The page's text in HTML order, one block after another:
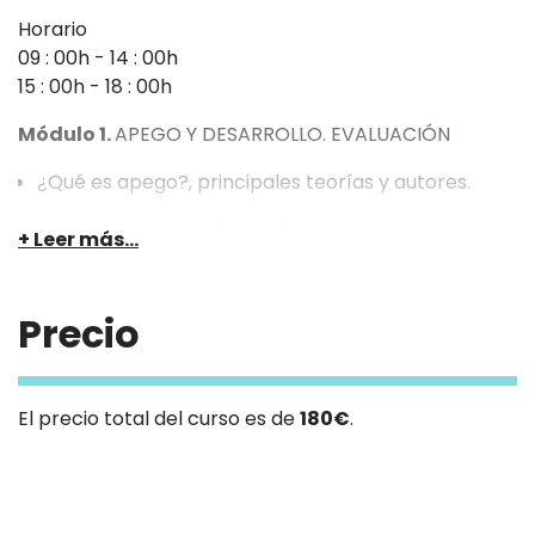
Horario
09 : 00h - 14 : 00h
15 : 00h - 18 : 00h
Módulo 1.APEGO Y DESARROLLO. EVALUACIÓN
¿Qué es apego?, principales teorías y autores.
Importancia en el desarrollo del niño y de la
desarrollo del vínculo.
Evaluación desde la observación (descripción de
conductas, análisis de situación).
Precio
El precio total del curso es de180€.